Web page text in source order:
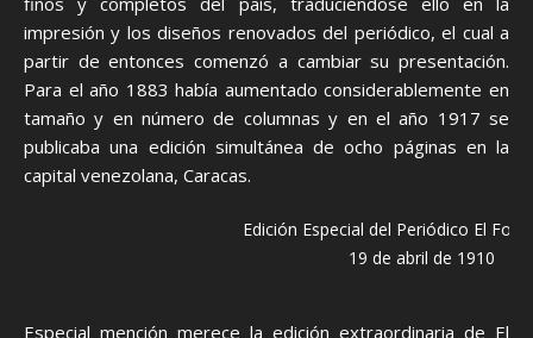
impresión y los diseños renovados del periódico, el cual a
partir de entonces comenzó a cambiar su presentación.
Para el año 1883 había aumentado considerablemente en
tamaño y en número de columnas y en el año 1917 se
publicaba una edición simultánea de ocho páginas en la
capital venezolana, Caracas.
Edición Especial del Periódico El
19 de abril de 1910
Especial mención merece la edición extraordinaria de El